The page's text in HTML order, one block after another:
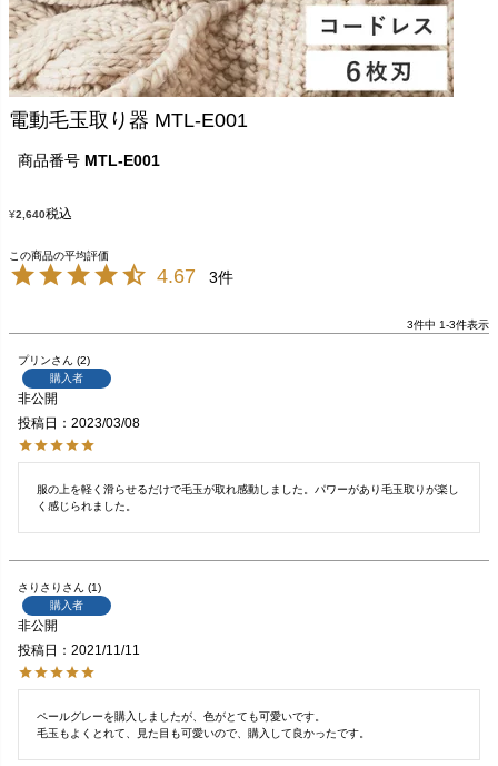
電動毛玉取り器 MTL-E001
商品番号 MTL-E001
¥2,640税込
4.67 3
3件中 1-3件表示
プリン
2
購入者
非公開
投稿日
2023/03/08
服の上を軽く滑らせるだけで毛玉が取れ感動しました。パワーがあり毛玉取りが楽し
く感じられました。
さりさり
1
購入者
非公開
投稿日
2021/11/11
ペールグレーを購入しましたが、色がとても可愛いです。
毛玉もよくとれて、見た目も可愛いので、購入して良かったです。